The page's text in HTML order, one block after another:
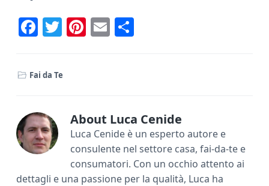
F
e
b
ok
T
te
Pi E C
di
Fai da Te
About Luca Cenide
Luca Cenide è un esperto autore e
consulente nel settore casa, fai-da-te e
consumatori. Con un occhio attento ai
dettagli e una passione per la qualità, Luca ha